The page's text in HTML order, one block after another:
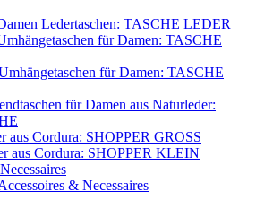
Ledertaschen: TASCHE LEDER
für Damen: TASCHE
für Damen: TASCHE
für Damen aus Naturleder:
aus Cordura: SHOPPER GROSS
aus Cordura: SHOPPER KLEIN
& Necessaires